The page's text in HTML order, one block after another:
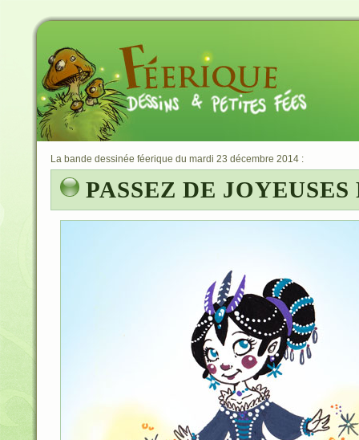
La bande dessinée féerique du mardi 23 décembre 2014 :
PASSEZ DE JOYEUSES